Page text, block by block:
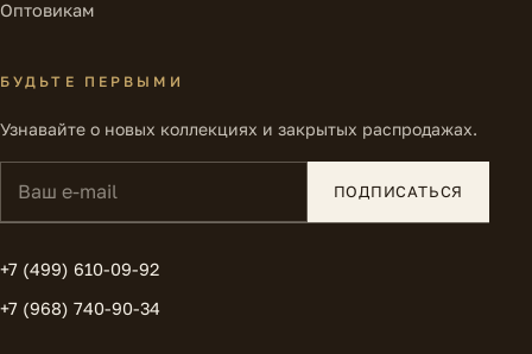
Оптовикам
БУДЬТЕ ПЕРВЫМИ
Узнавайте о новых коллекциях и закрытых распродажах.
ПОДПИСАТЬСЯ
+7 (499) 610-09-92
+7 (968) 740-90-34